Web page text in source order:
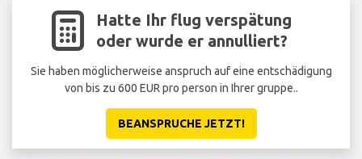
Hatte Ihr flug verspätung
oder wurde er annulliert?
Sie haben möglicherweise anspruch auf eine entschädigung
von bis zu 600 EUR pro person in Ihrer gruppe..
BEANSPRUCHE JETZT!